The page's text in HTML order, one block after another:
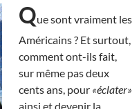
Que sont vraiment les
Américains ? Et surtout,
comment ont-ils fait,
sur même pas deux
cents ans, pour «éclater»
ainsi et devenir la